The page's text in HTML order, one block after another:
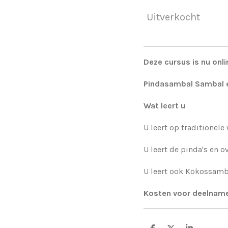
Uitverkocht
Deze cursus is nu
Pindasambal Sambal
Wat leert u
U leert op traditionele
U leert de pinda's en
U leert ook
Kosten voor